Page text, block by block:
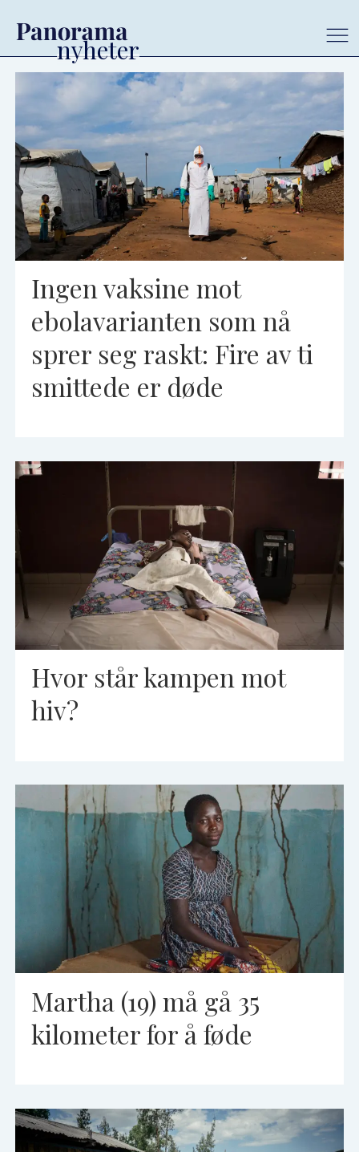
Tag:
global
helse
Ingen vaksine mot
ebolavarianten som nå
sprer seg raskt: Fire av ti
smittede er døde
Hvor står kampen mot
hiv?
Martha (19) må gå 35
kilometer for å føde